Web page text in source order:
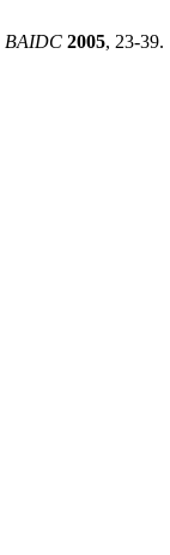
BAIDC 2005, 23-39.